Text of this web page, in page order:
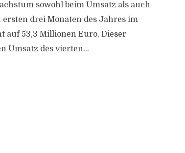
sowohl beim Umsatz als auch
drei Monaten des Jahres im
auf 53,3 Millionen Euro. Dieser
Umsatz des vierten...